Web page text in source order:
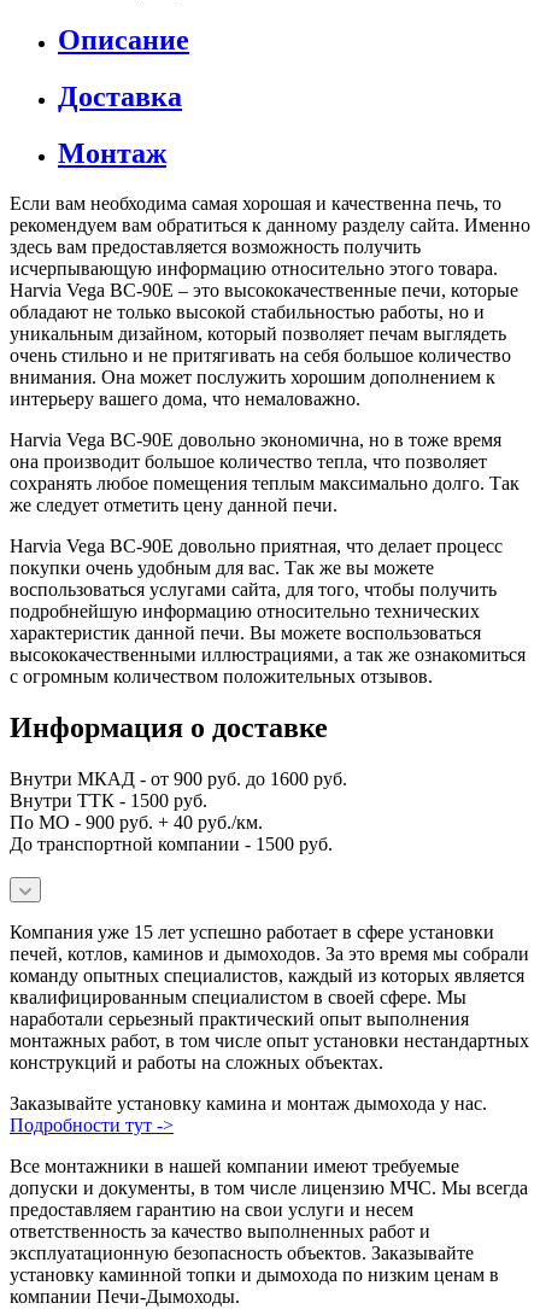
Описание
Доставка
Монтаж
Если вам необходима самая хорошая и качественна печь, то
рекомендуем вам обратиться к данному разделу сайта. Именно
здесь вам предоставляется возможность получить
исчерпывающую информацию относительно этого товара.
Harvia Vega BC-90Е – это высококачественные печи, которые
обладают не только высокой стабильностью работы, но и
уникальным дизайном, который позволяет печам выглядеть
очень стильно и не притягивать на себя большое количество
внимания. Она может послужить хорошим дополнением к
интерьеру вашего дома, что немаловажно.
Harvia Vega BC-90Е довольно экономична, но в тоже время
она производит большое количество тепла, что позволяет
сохранять любое помещения теплым максимально долго. Так
же следует отметить цену данной печи.
Harvia Vega BC-90Е довольно приятная, что делает процесс
покупки очень удобным для вас. Так же вы можете
воспользоваться услугами сайта, для того, чтобы получить
подробнейшую информацию относительно технических
характеристик данной печи. Вы можете воспользоваться
высококачественными иллюстрациями, а так же ознакомиться
с огромным количеством положительных отзывов.
Информация о доставке
Внутри МКАД - от 900 руб. до 1600 руб.
Внутри ТТК - 1500 руб.
По МО - 900 руб. + 40 руб./км.
До транспортной компании - 1500 руб.
Компания уже 15 лет успешно работает в сфере установки
печей, котлов, каминов и дымоходов. За это время мы собрали
команду опытных специалистов, каждый из которых является
квалифицированным специалистом в своей сфере. Мы
наработали серьезный практический опыт выполнения
монтажных работ, в том числе опыт установки нестандартных
конструкций и работы на сложных объектах.
Заказывайте установку камина и монтаж дымохода у нас.
Подробности тут ->
Все монтажники в нашей компании имеют требуемые
допуски и документы, в том числе лицензию МЧС. Мы всегда
предоставляем гарантию на свои услуги и несем
ответственность за качество выполненных работ и
эксплуатационную безопасность объектов. Заказывайте
установку каминной топки и дымохода по низким ценам в
компании Печи-Дымоходы.